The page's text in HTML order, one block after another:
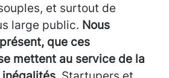
et surtout de
large public. Nous
que ces
mettent au service de la